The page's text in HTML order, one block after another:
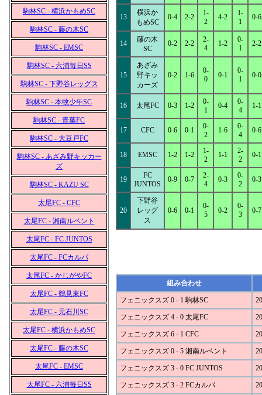
駒林SC - 横浜かもめSC
駒林SC - 藤の木SC
駒林SC - EMSC
駒林SC - 六浦毎日SS
駒林SC - 下野谷レッグス
駒林SC - 本牧少年SC
駒林SC - 青葉FC
駒林SC - 大豆戸FC
駒林SC - あざみ野キッカー
ズ
駒林SC - KAZU SC
太尾FC - CFC
太尾FC - 湘南ルベント
太尾FC - FC JUNTOS
太尾FC - FCカルパ
太尾FC - かじがやFC
太尾FC - 鶴見東FC
太尾FC - 元石川SC
太尾FC - 横浜かもめSC
太尾FC - 藤の木SC
太尾FC - EMSC
太尾FC - 六浦毎日SS
13
横浜か
もめSC
0-4 2-2
1-
2
4-2
1-
1
0-6
14
藤の木
SC
0-2 2-2
2-
4
1-2
0-
1
2-2
15
あざみ
野キッ
カーズ
0-2 1-6
0-
0
0-1
0-
1
0-0
16 太尾FC 0-3 1-2
0-
1
0-4
0-
4
1-1
17 CFC 0-6 0-1
0-
2
1-6
0-
4
0-6
18 EMSC 1-2 1-2
1-
2
1-1
2-
2
0-1
19
FC
JUNTOS
0-9 0-7
2-
4
0-3
0-
2
0-3
20
下野谷
レッグ
ス
0-6 0-1
0-
5
0-2
0-
3
0-7
組み合わせ
フェニックスズ 0 - 1 駒林SC
フェニックスズ 4 - 0 太尾FC
フェニックスズ 6 - 1 CFC
フェニックスズ 0 - 5 湘南ルベント
フェニックスズ 3 - 0 FC JUNTOS
フェニックスズ 3 - 2 FCカルパ